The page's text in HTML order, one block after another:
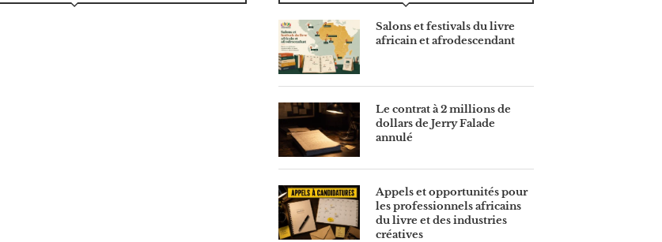
Salons et festivals du livre
africain et afrodescendant
Le contrat à 2 millions de
dollars de Jerry Falade
annulé
Appels et opportunités pour
les professionnels africains
du livre et des industries
créatives